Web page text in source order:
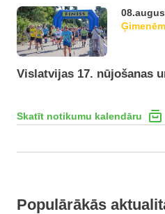
Vislatvijas 17. nūjošanas
Skatīt notikumu kalendāru
Populārākās